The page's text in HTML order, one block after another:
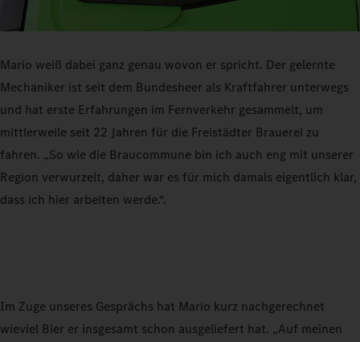
Mario weiß dabei ganz genau wovon er spricht. Der gelernte
Mechaniker ist seit dem Bundesheer als Kraftfahrer unterwegs
und hat erste Erfahrungen im Fernverkehr gesammelt, um
mittlerweile seit 22 Jahren für die Freistädter Brauerei zu
fahren. „So wie die Braucommune bin ich auch eng mit unserer
Region verwurzelt, daher war es für mich damals eigentlich klar,
dass ich hier arbeiten werde.“.
Im Zuge unseres Gesprächs hat Mario kurz nachgerechnet
wieviel Bier er insgesamt schon ausgeliefert hat. „Auf meinen